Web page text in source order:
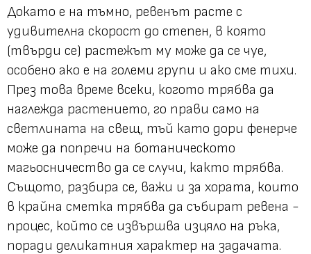
Докато е на тъмно, ревенът расте с
удивителна скорост до степен, в която
(твърди се) растежът му може да се чуе,
особено ако е на големи групи и ако сме тихи.
През това време всеки, когото трябва да
наглежда растението, го прави само на
светлината на свещ, тъй като дори фенерче
може да попречи на ботаническото
магьосничество да се случи, както трябва.
Същото, разбира се, важи и за хората, които
в крайна сметка трябва да събират ревена -
процес, който се извършва изцяло на ръка,
поради деликатния характер на задачата.